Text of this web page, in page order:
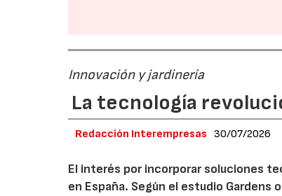
Innovación y jardinería
La tecnología
Redacción Interempresas 30/07/2026
El interés por incorporar soluciones
en España. Según el estudio Gardens